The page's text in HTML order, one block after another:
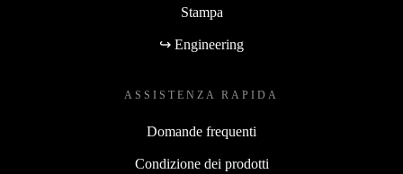
Stampa
↪ Engineering
ASSISTENZA RAPIDA
Domande frequenti
Condizione dei prodotti